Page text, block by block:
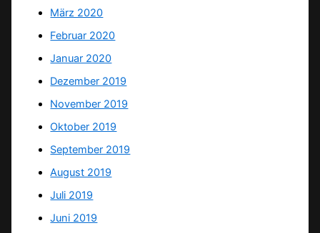
März 2020
Februar 2020
Januar 2020
Dezember 2019
November 2019
Oktober 2019
September 2019
August 2019
Juli 2019
Juni 2019